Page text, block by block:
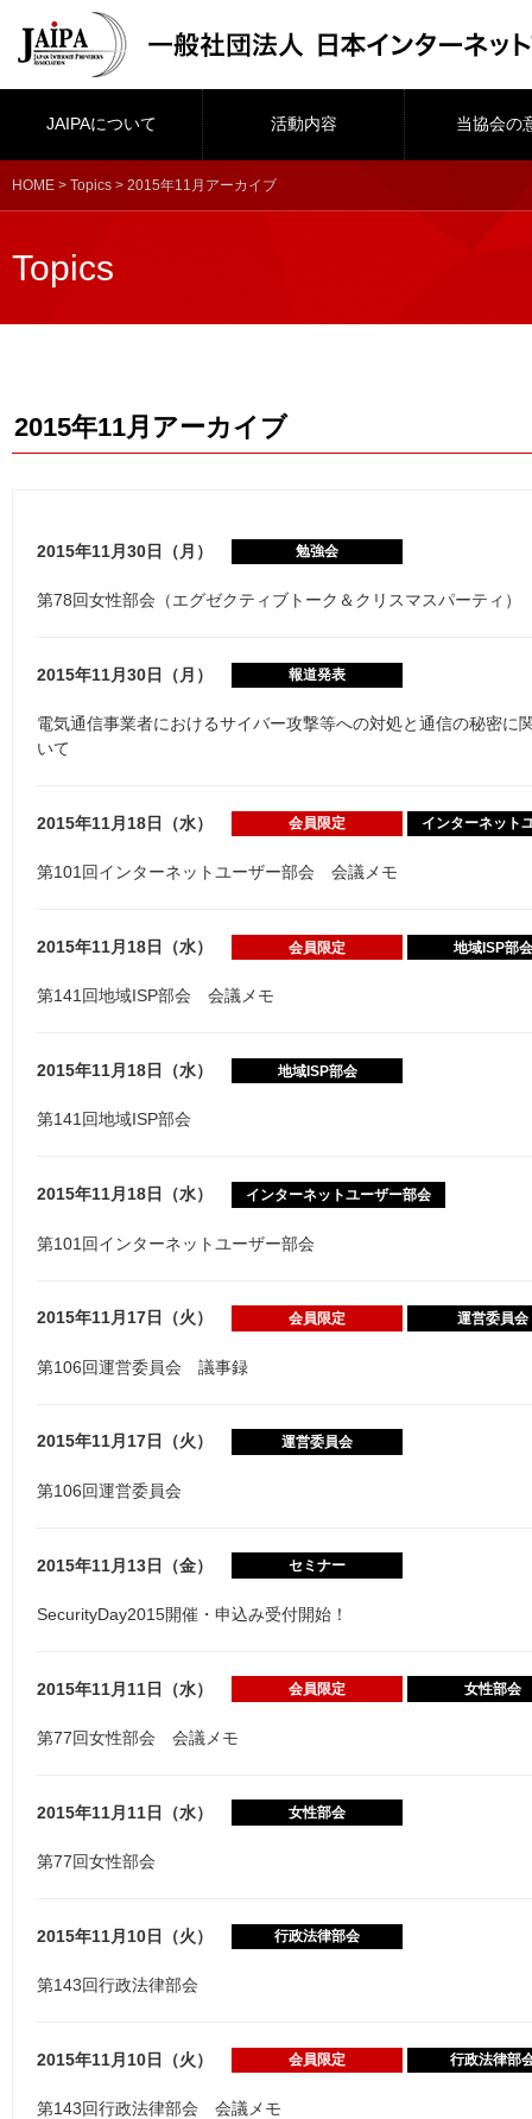
JAIPAについて 活動内容 当協会の
HOME > Topics > 2015年11月アーカイブ
Topics
2015年11月アーカイブ
2015年11月30日（月） 勉強会
第78回女性部会（エグゼクティブトーク＆クリスマスパーティ）
2015年11月30日（月） 報道発表
電気通信事業者におけるサイバー攻撃等への対処と通信の秘密に
いて
2015年11月18日（水） 会員限定 インターネット
第101回インターネットユーザー部会 会議メモ
2015年11月18日（水） 会員限定 地域ISP部会
第141回地域ISP部会 会議メモ
2015年11月18日（水） 地域ISP部会
第141回地域ISP部会
2015年11月18日（水） インターネットユーザー部会
第101回インターネットユーザー部会
2015年11月17日（火） 会員限定 運営委員会
第106回運営委員会 議事録
2015年11月17日（火） 運営委員会
第106回運営委員会
2015年11月13日（金） セミナー
SecurityDay2015開催・申込み受付開始！
2015年11月11日（水） 会員限定 女性部会
第77回女性部会 会議メモ
2015年11月11日（水） 女性部会
第77回女性部会
2015年11月10日（火） 行政法律部会
第143回行政法律部会
2015年11月10日（火） 会員限定 行政法律部
第143回行政法律部会 会議メモ